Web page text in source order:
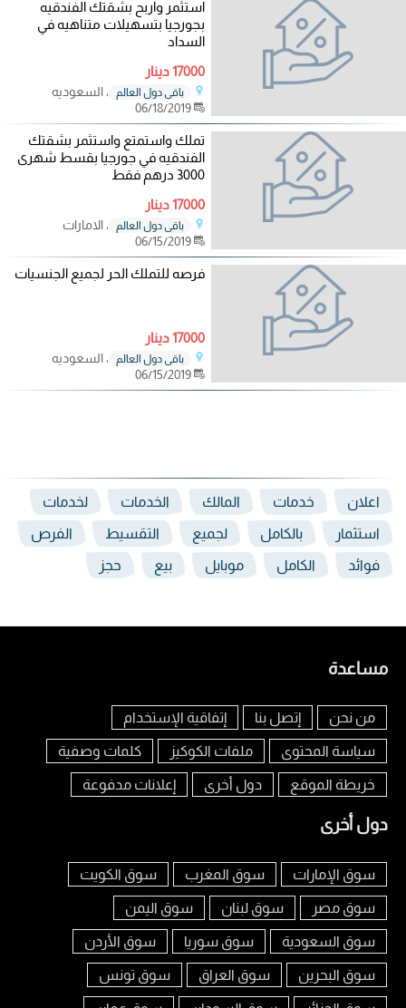
استثمر واربح بشقتك الفندقيه
بجورجيا بتسهيلات متناهيه في
السداد
17000 دينار
باقي دول العالم
، السعوديه
06/18/2019
تملك واستمتع واستثمر بشقتك
الفندقيه في جورجيا بقسط شهرى
3000 درهم فقط
17000 دينار
باقي دول العالم
، الامارات
06/15/2019
فرصه للتملك الحر لجميع الجنسيات
17000 دينار
باقي دول العالم
، السعوديه
06/15/2019
اعلان خدمات المالك الخدمات لخدمات
استثمار بالكامل لجميع التقسيط الفرص
فوائد الكامل موبايل بيع حجز
مساعدة
من نحن إتصل بنا إتفاقية الإستخدام
سياسة المحتوى ملفات الكوكيز كلمات وصفية
خريطة الموقع دول أخرى إعلانات مدفوعة
دول أخرى
سوق الإمارات سوق المغرب سوق الكويت
سوق مصر سوق لبنان سوق اليمن
سوق السعودية سوق سوريا سوق الأردن
سوق البحرين سوق العراق سوق تونس